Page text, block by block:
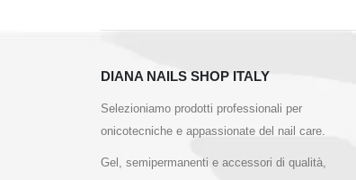
DIANA NAILS SHOP ITALY
Selezioniamo prodotti professionali per
onicotecniche e appassionate del nail care.
Gel, semipermanenti e accessori di qualità,